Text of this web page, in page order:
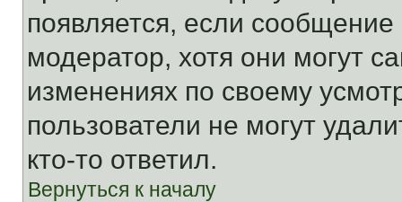
появляется, если
модератор, хотя они могут
изменениях по своему
пользователи не могут
кто-то ответил.
Вернуться к началу